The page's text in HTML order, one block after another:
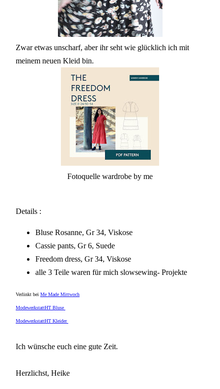
Zwar etwas unscharf, aber ihr seht wie glücklich ich mit
meinem neuen Kleid bin.
Fotoquelle wardrobe by me
Details :
Bluse Rosanne, Gr 34, Viskose
Cassie pants, Gr 6, Suede
Freedom dress, Gr 34, Viskose
alle 3 Teile waren für mich slowsewing- Projekte
Verlinkt bei Me Made Mittwoch
ModewerkstattHT Bluse
ModewerkstattHT Kleider
Ich wünsche euch eine gute Zeit.
Herzlichst, Heike